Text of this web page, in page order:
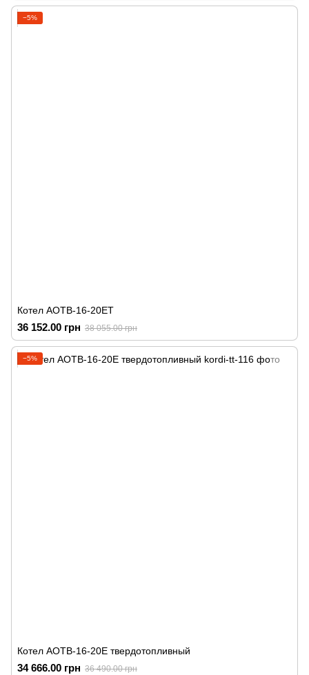
−5%
Котел АОТВ-16-20ЕТ
36 152.00 грн 38 055.00 грн
−5%
Котел АОТВ-16-20Е твердотопливный
34 666.00 грн 36 490.00 грн